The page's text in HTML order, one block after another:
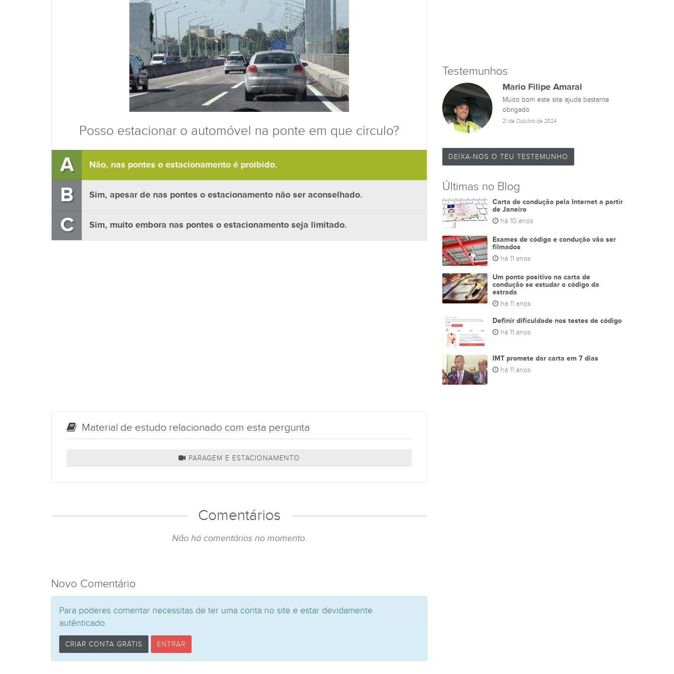
Posso estacionar o automóvel na ponte em que circulo?
A Não, nas pontes o estacionamento é proibido.
B Sim, apesar de nas pontes o estacionamento não ser aconselhado.
C Sim, muito embora nas pontes o estacionamento seja limitado.
Material de estudo relacionado com esta pergunta
PARAGEM E ESTACIONAMENTO
Comentários
Não há comentários no momento.
Novo Comentário
Para poderes comentar necessitas de ter uma conta no site e estar devidamente
autênticado.
CRIAR CONTA GRÁTIS ENTRAR
Testemunhos
Mario Filipe Amaral
Muito bom este site ajuda bastante
obrigado
21 de Outubro de 2024
DEIXA-NOS O TEU TESTEMUNHO
Últimas no Blog
Carta de condução pela Internet a partir
de Janeiro
há 10 anos
Exames de código e condução vão ser
filmados
há 11 anos
Um ponto positivo na carta de
condução se estudar o código da
estrada
há 11 anos
Definir dificuldade nos testes de código
há 11 anos
IMT promete dar carta em 7 dias
há 11 anos